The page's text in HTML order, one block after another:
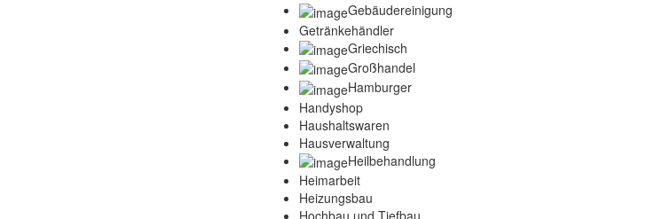
Gebäudereinigung
Getränkehändler
Griechisch
Großhandel
Hamburger
Handyshop
Haushaltswaren
Hausverwaltung
Heilbehandlung
Heimarbeit
Heizungsbau
Hochbau und Tiefbau